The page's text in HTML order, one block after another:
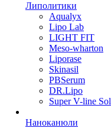
Липолитики
Aqualyx
Lipo Lab
LIGHT FIT
Meso-wharton
Liporase
Skinasil
PBSerum
DR.Lipo
Super V-line Sol
Наноканюли